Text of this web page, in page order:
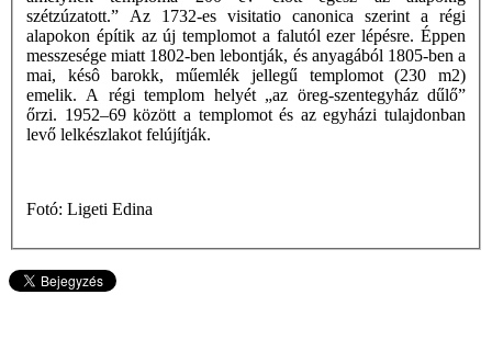
szétzúzatott.” Az 1732-es visitatio canonica szerint a régi
alapokon építik az új templomot a falutól ezer lépésre. Éppen
messzesége miatt 1802-ben lebontják, és anyagából 1805-ben a
mai, késô barokk, műemlék jellegű templomot (230 m2)
emelik. A régi templom helyét „az öreg-szentegyház dűlő”
őrzi. 1952–69 között a templomot és az egyházi tulajdonban
levő lelkészlakot felújítják.
Fotó: Ligeti Edina